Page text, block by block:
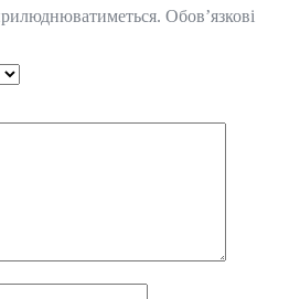
Обов’язкові